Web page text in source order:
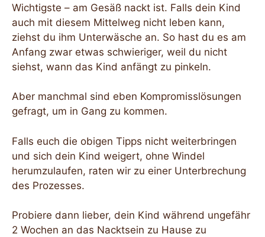
Wichtigste – am Gesäß nackt ist. Falls dein Kind
auch mit diesem Mittelweg nicht leben kann,
ziehst du ihm Unterwäsche an. So hast du es am
Anfang zwar etwas schwieriger, weil du nicht
siehst, wann das Kind anfängt zu pinkeln.
Aber manchmal sind eben Kompromisslösungen
gefragt, um in Gang zu kommen.
Falls euch die obigen Tipps nicht weiterbringen
und sich dein Kind weigert, ohne Windel
herumzulaufen, raten wir zu einer Unterbrechung
des Prozesses.
Probiere dann lieber, dein Kind während ungefähr
2 Wochen an das Nacktsein zu Hause zu